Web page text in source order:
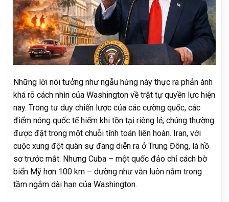
Những lời nói tưởng như ngẫu hứng này thực ra phản ánh
khá rõ cách nhìn của Washington về trật tự quyền lực hiện
nay. Trong tư duy chiến lược của các cường quốc, các
điểm nóng quốc tế hiếm khi tồn tại riêng lẻ; chúng thường
được đặt trong một chuỗi tính toán liên hoàn. Iran, với
cuộc xung đột quân sự đang diễn ra ở Trung Đông, là hồ
sơ trước mắt. Nhưng Cuba – một quốc đảo chỉ cách bờ
biển Mỹ hơn 100 km – dường như vẫn luôn nằm trong
tầm ngắm dài hạn của Washington.